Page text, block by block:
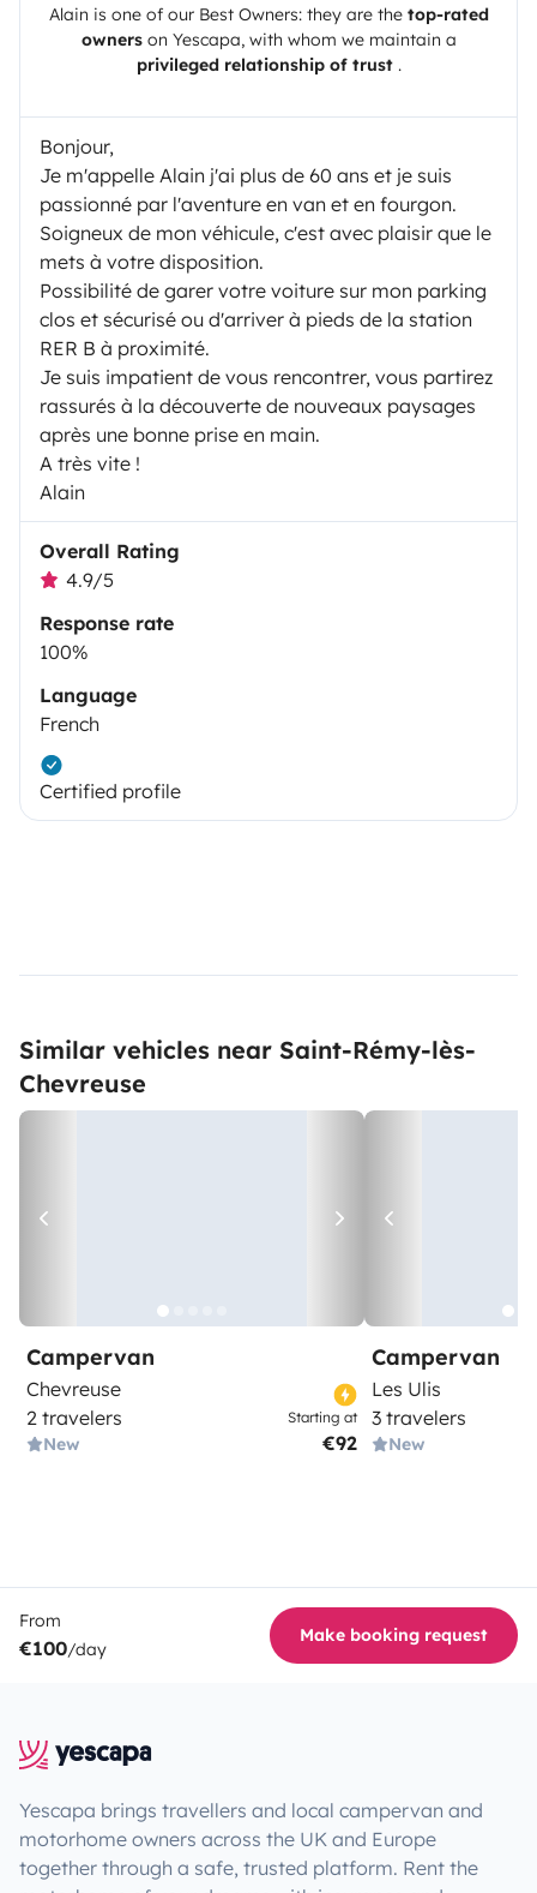
Alain is one of our Best Owners: they are the top-rated
ownerson Yescapa, with whom we maintain a
privileged relationship of trust.
Bonjour,
Je m'appelle Alain j'ai plus de 60 ans et je suis
passionné par l'aventure en van et en fourgon.
Soigneux de mon véhicule, c'est avec plaisir que le
mets à votre disposition.
Possibilité de garer votre voiture sur mon parking
clos et sécurisé ou d'arriver à pieds de la station
RER B à proximité.
Je suis impatient de vous rencontrer, vous partirez
rassurés à la découverte de nouveaux paysages
après une bonne prise en main.
A très vite !
Alain
Overall Rating
4.9/5
Response rate
100%
Language
French
Certified profile
Similar vehicles near Saint-Rémy-lès-
Chevreuse
Campervan
Chevreuse
2 travelers
New
Starting at
€92
Campervan
Les Ulis
3 travelers
New
From
€100/day
Make booking request
Yescapa brings travellers and local campervan and
motorhome owners across the UK and Europe
together through a safe, trusted platform. Rent the